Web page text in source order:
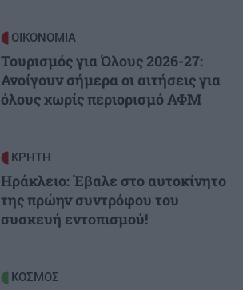
ΟΙΚΟΝΟΜΙΑ
Τουρισμός για Όλους 2026-27:
Ανοίγουν σήμερα οι αιτήσεις για
όλους χωρίς περιορισμό ΑΦΜ
ΚΡΗΤΗ
Ηράκλειο: Έβαλε στο αυτοκίνητο
της πρώην συντρόφου του
συσκευή εντοπισμού!
ΚΟΣΜΟΣ